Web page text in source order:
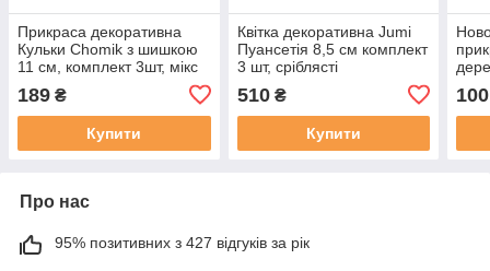
Прикраса декоративна
Кульки Chomik з шишкою
11 см, комплект 3шт, мікс
189 ₴
Купити
Квітка декоративна Jumi
Пуансетія 8,5 см комплект
3 шт, сріблясті
510₴
Купити
100
Про нас
95% позитивних з 427 відгуків за рік